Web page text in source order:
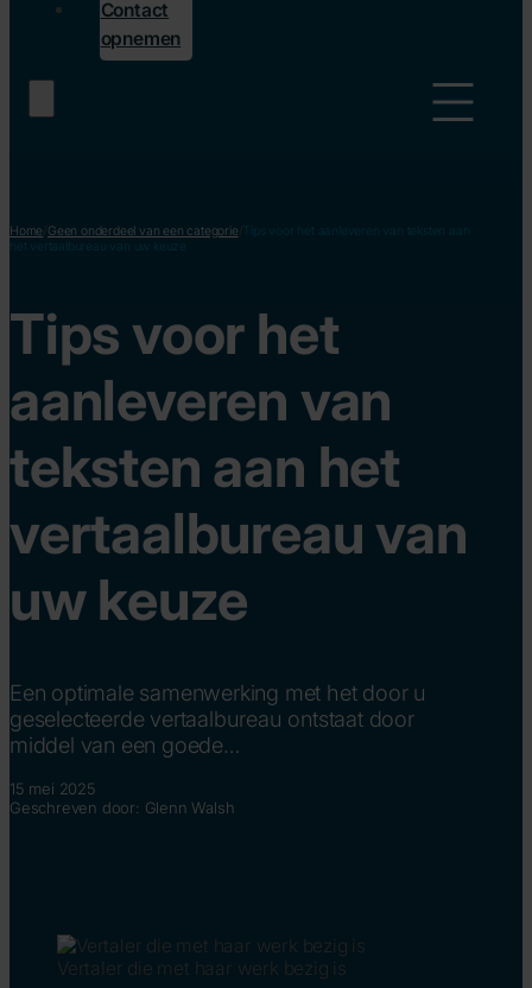
Contact
opnemen
Home Geen onderdeel van een categorie/
Tips voor het aanleveren van teksten aan
het vertaalbureau van uw keuze
Tips voor het
aanleveren van
teksten aan het
vertaalbureau van
uw keuze
Een optimale samenwerking met het door u
geselecteerde vertaalbureau ontstaat door
middel van een goede…
15 mei 2025
Geschreven door: Glenn Walsh
Vertaler die met haar werk bezig is